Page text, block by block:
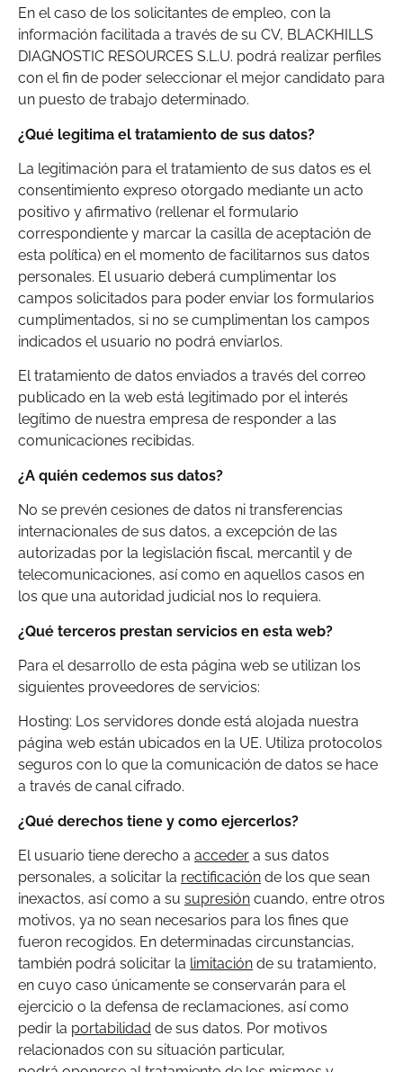
En el caso de los solicitantes de empleo, con la
información facilitada a través de su CV, BLACKHILLS
DIAGNOSTIC RESOURCES S.L.U. podrá realizar perfiles
con el fin de poder seleccionar el mejor candidato para
un puesto de trabajo determinado.
¿Qué legitima el tratamiento de sus datos?
La legitimación para el tratamiento de sus datos es el
consentimiento expreso otorgado mediante un acto
positivo y afirmativo (rellenar el formulario
correspondiente y marcar la casilla de aceptación de
esta política) en el momento de facilitarnos sus datos
personales. El usuario deberá cumplimentar los
campos solicitados para poder enviar los formularios
cumplimentados, si no se cumplimentan los campos
indicados el usuario no podrá enviarlos.
El tratamiento de datos enviados a través del correo
publicado en la web está legitimado por el interés
legítimo de nuestra empresa de responder a las
comunicaciones recibidas.
¿A quién cedemos sus datos?
No se prevén cesiones de datos ni transferencias
internacionales de sus datos, a excepción de las
autorizadas por la legislación fiscal, mercantil y de
telecomunicaciones, así como en aquellos casos en
los que una autoridad judicial nos lo requiera.
¿Qué terceros prestan servicios en esta web?
Para el desarrollo de esta página web se utilizan los
siguientes proveedores de servicios:
Hosting: Los servidores donde está alojada nuestra
página web están ubicados en la UE. Utiliza protocolos
seguros con lo que la comunicación de datos se hace
a través de canal cifrado.
¿Qué derechos tiene y como ejercerlos?
El usuario tiene derecho a acceder a sus datos
personales, a solicitar la rectificación de los que sean
inexactos, así como a su supresión cuando, entre otros
motivos, ya no sean necesarios para los fines que
fueron recogidos. En determinadas circunstancias,
también podrá solicitar la limitación de su tratamiento,
en cuyo caso únicamente se conservarán para el
ejercicio o la defensa de reclamaciones, así como
pedir la portabilidad de sus datos. Por motivos
relacionados con su situación particular,